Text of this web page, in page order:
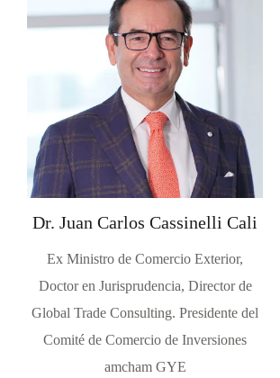
Dr. Juan Carlos Cassinelli Cali
Ex Ministro de Comercio Exterior,
Doctor en Jurisprudencia, Director de
Global Trade Consulting. Presidente del
Comité de Comercio de Inversiones
amcham GYE